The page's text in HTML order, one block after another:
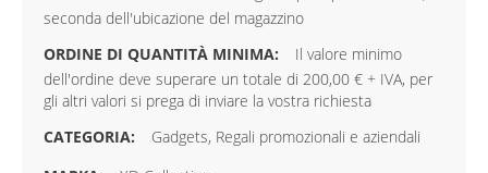
seconda dell'ubicazione del magazzino
Il valore minimo
dell'ordine deve superare un totale di 200,00 € + IVA, per
gli altri valori si prega di inviare la vostra richiesta
Gadgets, Regali promozionali e aziendali